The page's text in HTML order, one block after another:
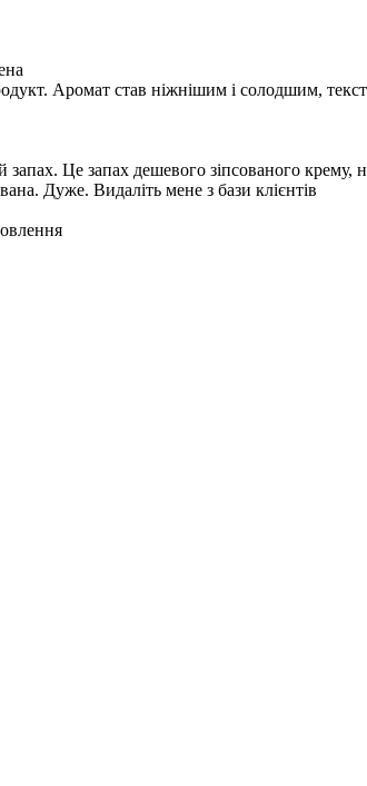
Аромат став ніжнішим і солодшим,
Це запах дешевого зіпсованого
Дуже. Видаліть мене з бази клієнтів